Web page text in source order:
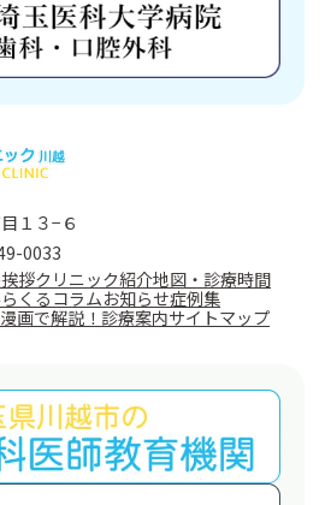
１３−６
0033
拶クリニック紹介地図・診療時間
くるコラムお知らせ症例集
漫画で解説！ 診療案内サイトマップ